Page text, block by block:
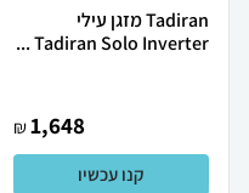
Tadiran מזגן עילי
Tadiran Solo Inverter ...
1,648
₪
קנו עכשיו